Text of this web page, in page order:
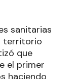
sanitarias
territorio
que
el primer
haciendo